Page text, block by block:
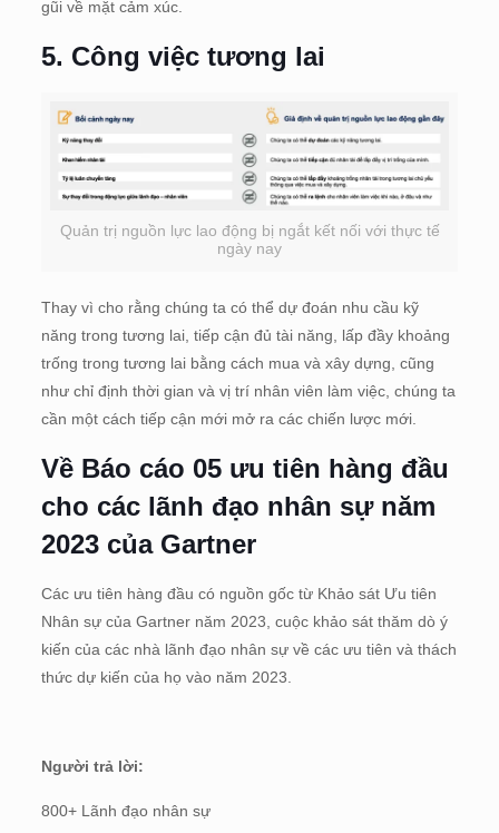
gũi về mặt cảm xúc.
5. Công việc tương lai
Quản trị nguồn lực lao động bị ngắt kết nối với thực tế
ngày nay
Thay vì cho rằng chúng ta có thể dự đoán nhu cầu kỹ
năng trong tương lai, tiếp cận đủ tài năng, lấp đầy khoảng
trống trong tương lai bằng cách mua và xây dựng, cũng
như chỉ định thời gian và vị trí nhân viên làm việc, chúng ta
cần một cách tiếp cận mới mở ra các chiến lược mới.
Về Báo cáo 05 ưu tiên hàng đầu
cho các lãnh đạo nhân sự năm
2023 của Gartner
Các ưu tiên hàng đầu có nguồn gốc từ Khảo sát Ưu tiên
Nhân sự của Gartner năm 2023, cuộc khảo sát thăm dò ý
kiến của các nhà lãnh đạo nhân sự về các ưu tiên và thách
thức dự kiến của họ vào năm 2023.
Người trả lời:
800+ Lãnh đạo nhân sự